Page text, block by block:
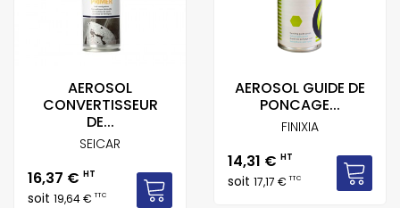
AEROSOL
CONVERTISSEUR
DE...
SEICAR
Prix
16,37 € HT
soit 19,64 €TTC
AEROSOL GUIDE DE
PONCAGE...
FINIXIA
Prix
14,31 € HT
soit 17,17 €TTC